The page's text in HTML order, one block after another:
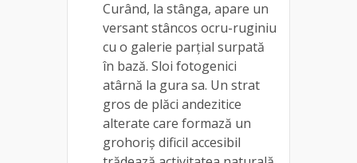
Curând, la stânga, apare un
versant stâncos ocru-ruginiu
cu o galerie parțial surpată
în bază. Sloi fotogenici
atârnă la gura sa. Un strat
gros de plăci andezitice
alterate care formază un
grohoriș dificil accesibil